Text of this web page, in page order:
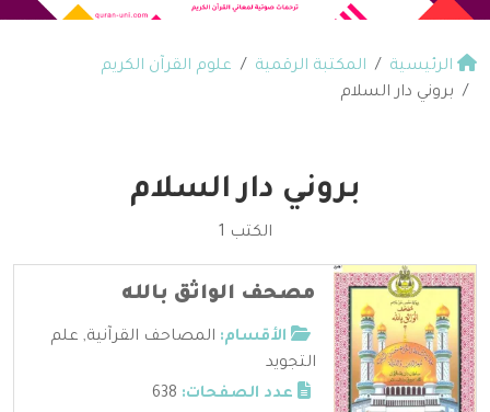
الرئيسية المكتبة الرقمية
علوم القرآن الكريم
بروني دار السلام
بروني دار السلام
الكتب 1
مصحف الواثق بالله
الأقسام: المصاحف القرآنية, علم
التجويد
عدد الصفحات: